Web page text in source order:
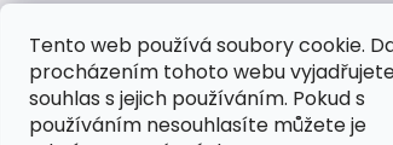
Tento web používá soubory cookie.
procházením tohoto webu
souhlas s jejich používáním. Pokud s
používáním nesouhlasíte můžete je
Facebook Fan